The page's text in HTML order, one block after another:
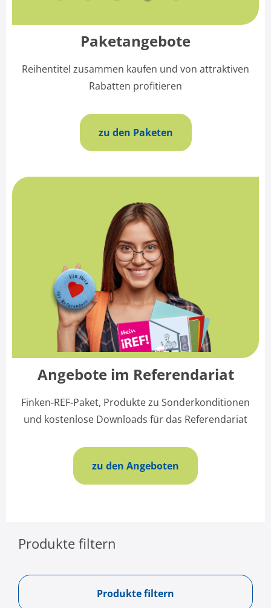
Paketangebote
Reihentitel zusammen kaufen und von attraktiven
Rabatten profitieren
zu den Paketen
Angebote im Referendariat
Finken-REF-Paket, Produkte zu Sonderkonditionen
und kostenlose Downloads für das Referendariat
zu den Angeboten
Produkte filtern
Produkte filtern